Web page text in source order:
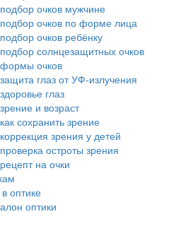
подбор очков мужчине
подбор очков по форме лица
подбор очков ребёнку
подбор солнцезащитных очков
формы очков
защита глаз от УФ-излучения
здоровье глаз
зрение и возраст
как сохранить зрение
коррекция зрения у детей
проверка остроты зрения
рецепт на очки
оптике
оптики